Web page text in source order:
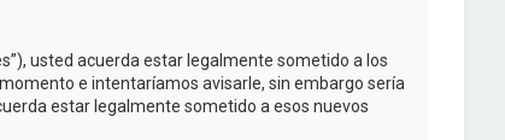
usted acuerda estar legalmente sometido a los
e intentaríamos avisarle, sin embargo sería
estar legalmente sometido a esos nuevos